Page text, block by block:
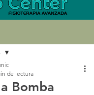
Bomba
de lectura